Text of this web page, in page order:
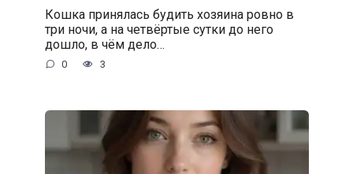
Кошка принялась будить хозяина ровно в
три ночи, а на четвёртые сутки до него
дошло, в чём дело…
0 3